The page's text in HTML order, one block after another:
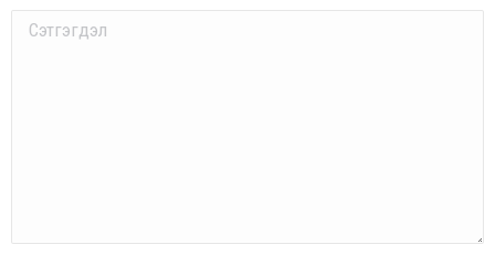
Comment